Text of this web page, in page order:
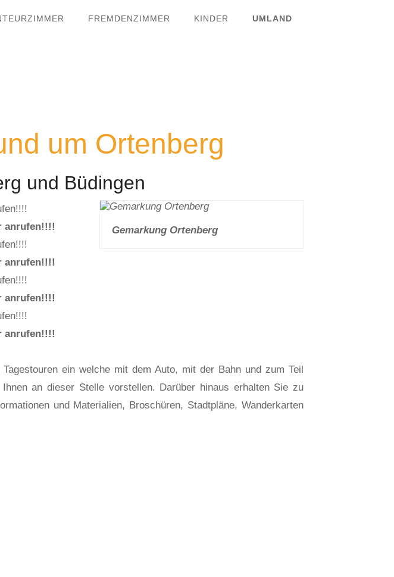
FREMDENZIMMER KINDER UMLAND
um Ortenberg
und Büdingen
Gemarkung Ortenberg
anrufen!!!!
anrufen!!!!
anrufen!!!!
anrufen!!!!
ein welche mit dem Auto, mit der Bahn und zum Teil
an dieser Stelle vorstellen. Darüber hinaus erhalten Sie zu
und Materialien, Broschüren, Stadtpläne, Wanderkarten